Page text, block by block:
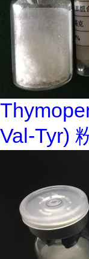
Val-Tyr)